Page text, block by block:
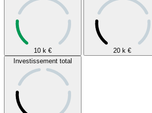
10 k € 20 k €
Investissement total